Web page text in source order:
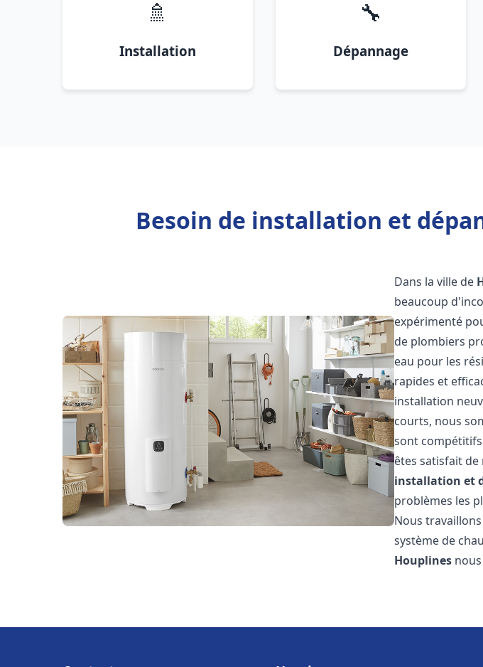
🚿
Installation
🔧
Dépannage
Besoin de installation et
Dans la ville de
beaucoup
expérimenté
de plombiers
eau pour les
rapides et
installation
courts, nous
sont
êtes satisfait
installation et
problèmes les
Nous
système de
Houplines